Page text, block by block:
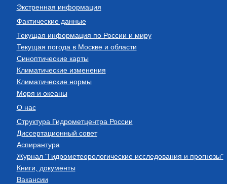
Экстренная информация
Фактические данные
Текущая информация по России и миру
Текущая погода в Москве и области
Синоптические карты
Климатические изменения
Климатические нормы
Моря и океаны
О нас
Структура Гидрометцентра России
Диссертационный совет
Аспирантура
Журнал "Гидрометеорологические исследования и прогнозы"
Книги, документы
Вакансии